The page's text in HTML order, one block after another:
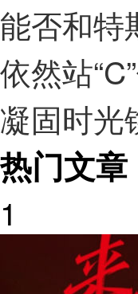
能否和特
依然站
凝固时光
热门文章
1